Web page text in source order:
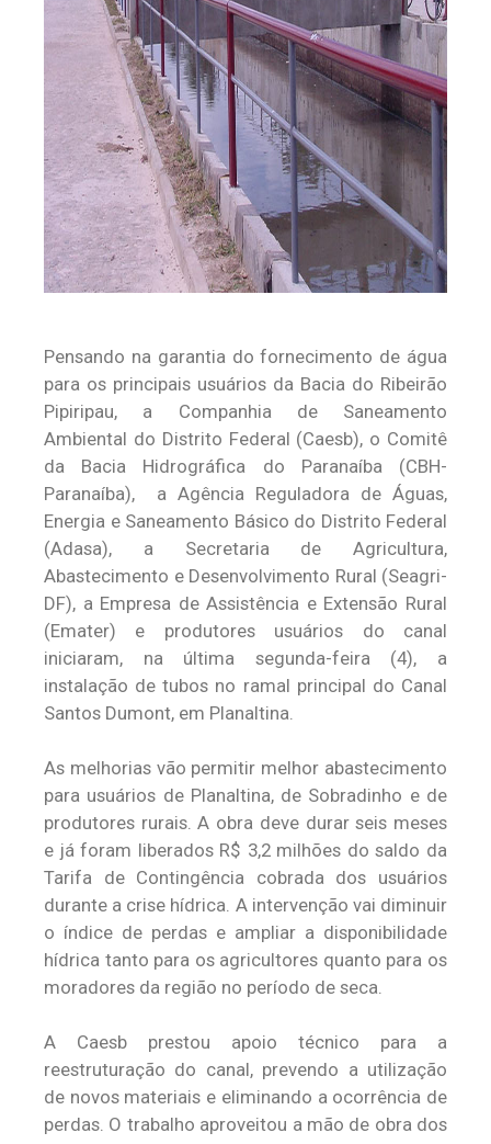
Pensando na garantia do fornecimento de água
para os principais usuários da Bacia do Ribeirão
Pipiripau, a Companhia de Saneamento
Ambiental do Distrito Federal (Caesb), o Comitê
da Bacia Hidrográfica do Paranaíba (CBH-
Paranaíba), a Agência Reguladora de Águas,
Energia e Saneamento Básico do Distrito Federal
(Adasa), a Secretaria de Agricultura,
Abastecimento e Desenvolvimento Rural (Seagri-
DF), a Empresa de Assistência e Extensão Rural
(Emater) e produtores usuários do canal
iniciaram, na última segunda-feira (4), a
instalação de tubos no ramal principal do Canal
Santos Dumont, em Planaltina.
As melhorias vão permitir melhor abastecimento
para usuários de Planaltina, de Sobradinho e de
produtores rurais. A obra deve durar seis meses
e já foram liberados R$ 3,2 milhões do saldo da
Tarifa de Contingência cobrada dos usuários
durante a crise hídrica. A intervenção vai diminuir
o índice de perdas e ampliar a disponibilidade
hídrica tanto para os agricultores quanto para os
moradores da região no período de seca.
A Caesb prestou apoio técnico para a
reestruturação do canal, prevendo a utilização
de novos materiais e eliminando a ocorrência de
perdas. O trabalho aproveitou a mão de obra dos